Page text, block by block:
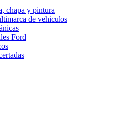
chapa y pintura
de vehiculos
Ford